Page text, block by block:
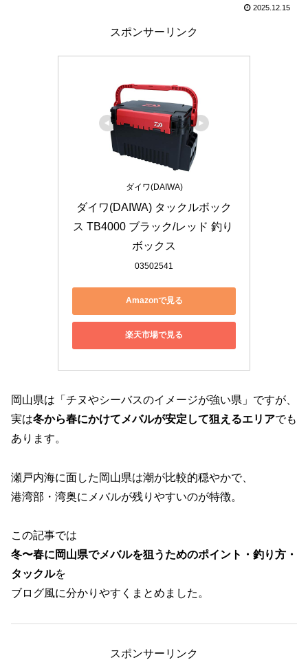
2025.12.15
スポンサーリンク
ダイワ(DAIWA)
ダイワ(DAIWA) タックルボック
ス TB4000 ブラック/レッド 釣り
ボックス
03502541
Amazonで見る
楽天市場で見る
岡山県は「チヌやシーバスのイメージが強い県」ですが、
実は冬から春にかけてメバルが安定して狙えるエリアでも
あります。
瀬戸内海に面した岡山県は潮が比較的穏やかで、
港湾部・湾奥にメバルが残りやすいのが特徴。
この記事では
冬〜春に岡山県でメバルを狙うためのポイント・釣り方・
タックルを
ブログ風に分かりやすくまとめました。
スポンサーリンク